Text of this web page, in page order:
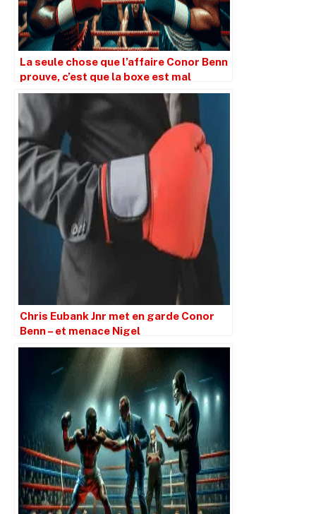
La seule chose que l’affaire Conor Benn
prouve, c’est que la boxe est mal
équipée pour gérer les tests positifs.
Chris Eubank Jnr met en garde Conor
Benn – et menace Nigel